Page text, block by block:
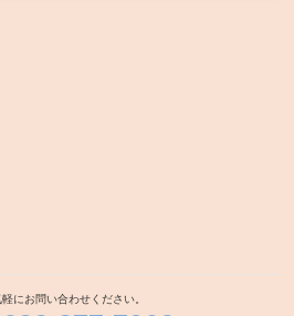
軽にお問い合わせください。